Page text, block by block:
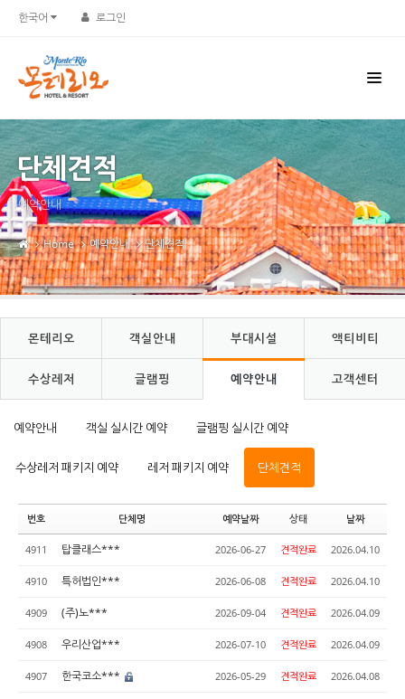
한국어 로그인
단체견적
예약안내
Home 예약안내 단체견적
몬테리오 객실안내 부대시설 액티비티
수상레저 글램핑 예약안내 고객센터
예약안내 객실 실시간 예약 글램핑 실시간 예약
수상레저 패키지 예약 레저 패키지 예약 단체견적
번호 단체명 예약날짜 상태 날짜
4911 탑클래스*** 2026-06-27 견적완료 2026.04.10
4910 특허법인*** 2026-06-08 견적완료 2026.04.10
4909 (주)노*** 2026-09-04 견적완료 2026.04.09
4908 우리산업*** 2026-07-10 견적완료 2026.04.09
4907 한국코소*** 2026-05-29 견적완료 2026.04.08
Sketchbook5, 스케치북5